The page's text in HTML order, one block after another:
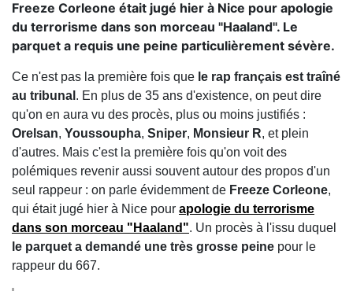
Freeze Corleone était jugé hier à Nice pour apologie
du terrorisme dans son morceau "Haaland". Le
parquet a requis une peine particulièrement sévère.
Ce n'est pas la première fois que le rap français est traîné
au tribunal . En plus de 35 ans d'existence, on peut dire
qu'on en aura vu des procès, plus ou moins justifiés :
Orelsan, Youssoupha, Sniper, Monsieur R, et plein
d'autres. Mais c'est la première fois qu'on voit des
polémiques revenir aussi souvent autour des propos d'un
seul rappeur : on parle évidemment de Freeze Corleone,
qui était jugé hier à Nice pour apologie du terrorisme
dans son morceau "Haaland". Un procès à l'issu duquel
le parquet a demandé une très grosse peine pour le
rappeur du 667.